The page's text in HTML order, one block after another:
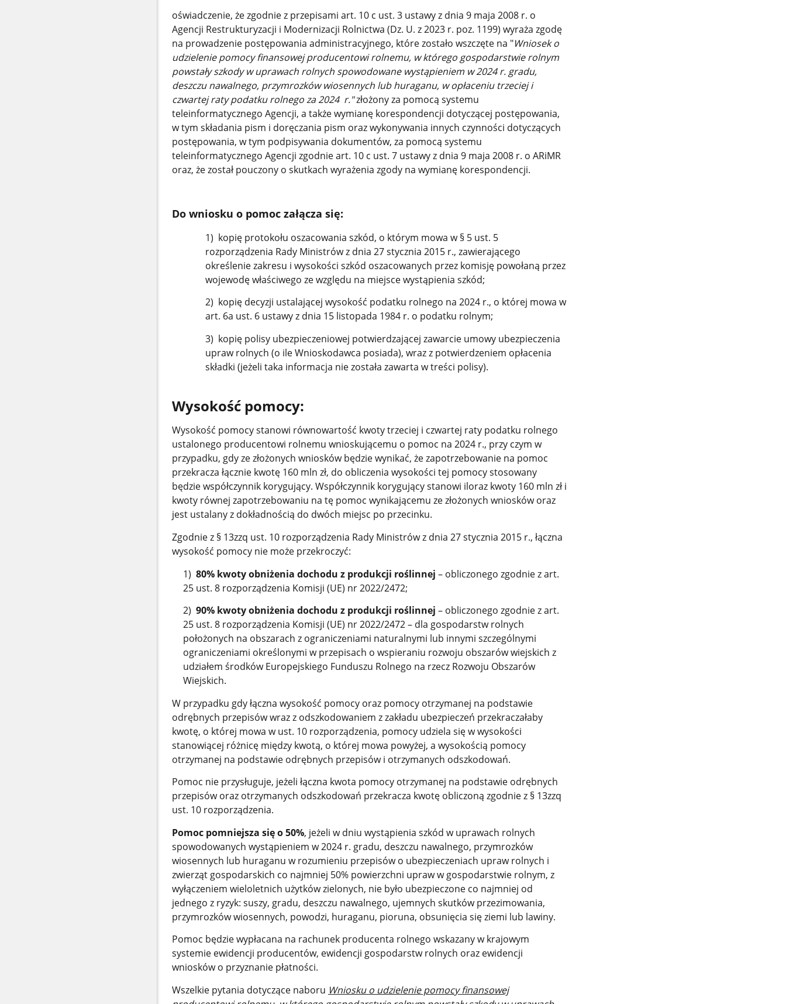
oświadczenie, że zgodnie z przepisami art. 10 c ust. 3 ustawy z dnia 9 maja 2008 r. o
Agencji Restrukturyzacji i Modernizacji Rolnictwa (Dz. U. z 2023 r. poz. 1199) wyraża zgodę
na prowadzenie postępowania administracyjnego, które zostało wszczęte na "Wniosek o
udzielenie pomocy finansowej producentowi rolnemu, w którego gospodarstwie rolnym
powstały szkody w uprawach rolnych spowodowane wystąpieniem w 2024 r. gradu,
deszczu nawalnego, przymrozków wiosennych lub huraganu, w opłaceniu trzeciej i
czwartej raty podatku rolnego za 2024 r."złożony za pomocą systemu
teleinformatycznego Agencji, a także wymianę korespondencji dotyczącej postępowania,
w tym składania pism i doręczania pism oraz wykonywania innych czynności dotyczących
postępowania, w tym podpisywania dokumentów, za pomocą systemu
teleinformatycznego Agencji zgodnie art. 10 c ust. 7 ustawy z dnia 9 maja 2008 r. o ARiMR
oraz, że został pouczony o skutkach wyrażenia zgody na wymianę korespondencji.
Do wniosku o pomoc załącza się:
1) kopię protokołu oszacowania szkód, o którym mowa w § 5 ust. 5
rozporządzenia Rady Ministrów z dnia 27 stycznia 2015 r., zawierającego
określenie zakresu i wysokości szkód oszacowanych przez komisję powołaną przez
wojewodę właściwego ze względu na miejsce wystąpienia szkód;
2) kopię decyzji ustalającej wysokość podatku rolnego na 2024 r., o której mowa w
art. 6a ust. 6 ustawy z dnia 15 listopada 1984 r. o podatku rolnym;
3) kopię polisy ubezpieczeniowej potwierdzającej zawarcie umowy ubezpieczenia
upraw rolnych (o ile Wnioskodawca posiada), wraz z potwierdzeniem opłacenia
składki (jeżeli taka informacja nie została zawarta w treści polisy).
Wysokość pomocy:
Wysokość pomocy stanowi równowartość kwoty trzeciej i czwartej raty podatku rolnego
ustalonego producentowi rolnemu wnioskującemu o pomoc na 2024 r., przy czym w
przypadku, gdy ze złożonych wniosków będzie wynikać, że zapotrzebowanie na pomoc
przekracza łącznie kwotę 160 mln zł, do obliczenia wysokości tej pomocy stosowany
będzie współczynnik korygujący. Współczynnik korygujący stanowi iloraz kwoty 160 mln zł i
kwoty równej zapotrzebowaniu na tę pomoc wynikającemu ze złożonych wniosków oraz
jest ustalany z dokładnością do dwóch miejsc po przecinku.
Zgodnie z § 13zzq ust. 10 rozporządzenia Rady Ministrów z dnia 27 stycznia 2015 r., łączna
wysokość pomocy nie może przekroczyć:
1) 80% kwoty obniżenia dochodu z produkcji roślinnej – obliczonego zgodnie z art.
25 ust. 8 rozporządzenia Komisji (UE) nr 2022/2472;
2) 90% kwoty obniżenia dochodu z produkcji roślinnej – obliczonego zgodnie z art.
25 ust. 8 rozporządzenia Komisji (UE) nr 2022/2472 – dla gospodarstw rolnych
położonych na obszarach z ograniczeniami naturalnymi lub innymi szczególnymi
ograniczeniami określonymi w przepisach o wspieraniu rozwoju obszarów wiejskich z
udziałem środków Europejskiego Funduszu Rolnego na rzecz Rozwoju Obszarów
Wiejskich.
W przypadku gdy łączna wysokość pomocy oraz pomocy otrzymanej na podstawie
odrębnych przepisów wraz z odszkodowaniem z zakładu ubezpieczeń przekraczałaby
kwotę, o której mowa w ust. 10 rozporządzenia, pomocy udziela się w wysokości
stanowiącej różnicę między kwotą, o której mowa powyżej, a wysokością pomocy
otrzymanej na podstawie odrębnych przepisów i otrzymanych odszkodowań.
Pomoc nie przysługuje, jeżeli łączna kwota pomocy otrzymanej na podstawie odrębnych
przepisów oraz otrzymanych odszkodowań przekracza kwotę obliczoną zgodnie z § 13zzq
ust. 10 rozporządzenia.
Pomoc pomniejsza się o 50%, jeżeli w dniu wystąpienia szkód w uprawach rolnych
spowodowanych wystąpieniem w 2024 r. gradu, deszczu nawalnego, przymrozków
wiosennych lub huraganu w rozumieniu przepisów o ubezpieczeniach upraw rolnych i
zwierząt gospodarskich co najmniej 50% powierzchni upraw w gospodarstwie rolnym, z
wyłączeniem wieloletnich użytków zielonych, nie było ubezpieczone co najmniej od
jednego z ryzyk: suszy, gradu, deszczu nawalnego, ujemnych skutków przezimowania,
przymrozków wiosennych, powodzi, huraganu, pioruna, obsunięcia się ziemi lub lawiny.
Pomoc będzie wypłacana na rachunek producenta rolnego wskazany w krajowym
systemie ewidencji producentów, ewidencji gospodarstw rolnych oraz ewidencji
wniosków o przyznanie płatności.
Wszelkie pytania dotyczące naboru Wniosku o udzielenie pomocy finansowej